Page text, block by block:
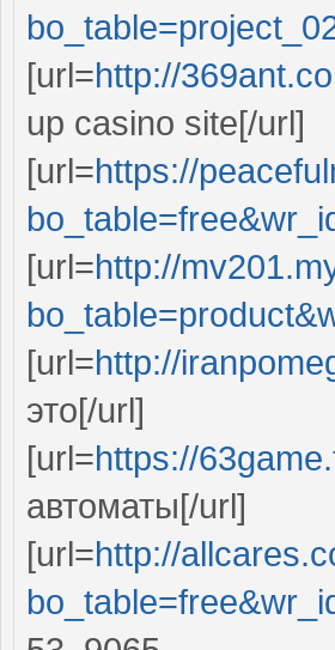
[url=http://
up casino site[/url]
[url=https://
[url=http://
[url=http://
это[/url]
[url=https://
автоматы[/url]
[url=http://